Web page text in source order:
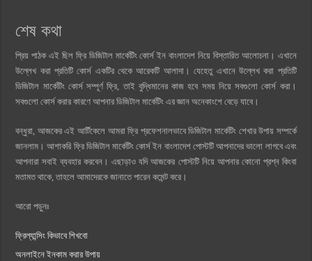
শেষ কথা
প্রিয় পাঠক এই ছিল ফ্রি ডিজিটাল মার্কেটিং কোর্স ইন বাংলাদেশ নিয়ে বিস্তারিত আলোচনা। এখানে
উল্লেখ করা প্রতিটি কোর্স একটির থেকে আরেকটি আলাদা। যেহেতু এখানে উল্লেখ করা প্রতিটি
ডিজিটাল মার্কেটিং কোর্স সম্পূর্ণ ফ্রি, তাই বুদ্ধিমানের কাজ হবে সময় নিয়ে সবগুলো কোর্স করা।
সবগুলো কোর্স করার কারণে আপনার ডিজিটাল মার্কেটিং এর জ্ঞান অনেকাংশে বেড়ে যাবে।
বন্ধুরা, আজকের এই আর্টিকেলে আমরা ফ্রি প্রফেশনালভাবে ডিজিটাল মার্কেটিং শেখার উপায় সম্পর্কে
জানলাম। আশাকরি ফ্রি ডিজিটাল মার্কেটিং কোর্স ইন বাংলাদেশ পোস্টটি আপনাদের ভালো লাগবে এবং
আপনারা সবাই ব্যবহার করবেন। এছাড়াও যদি আজকের পোস্টটি নিয়ে আপনার কোনো প্রশ্ন কিংবা
মতামত থাকে, তাহলে আমাদেরকে জানাতে পারেন কমেন্ট করে।
আরো পড়ুনঃ
ফ্রিল্যান্সিং কিভাবে শিখবো
অনলাইনে ইনকাম করার উপায়